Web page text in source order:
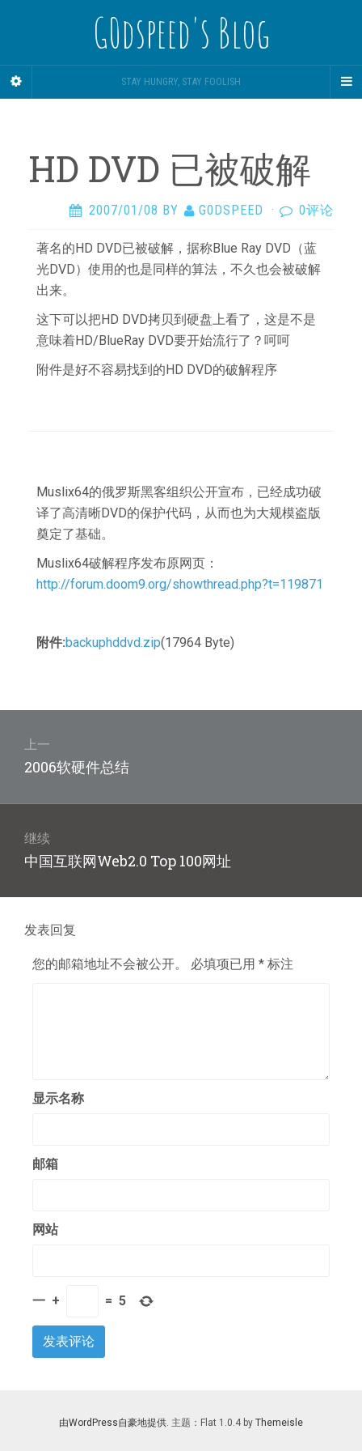
G0dspeed's Blog
STAY HUNGRY, STAY FOOLISH
HD DVD 已被破解
2007/01/08 BY G0DSPEED · 0评论
著名的HD DVD已被破解，据称Blue Ray DVD（蓝
光DVD）使用的也是同样的算法，不久也会被破解
出来。
这下可以把HD DVD拷贝到硬盘上看了，这是不是
意味着HD/BlueRay DVD要开始流行了？呵呵
附件是好不容易找到的HD DVD的破解程序
Muslix64的俄罗斯黑客组织公开宣布，已经成功破
译了高清晰DVD的保护代码，从而也为大规模盗版
奠定了基础。
Muslix64破解程序发布原网页：
http://forum.doom9.org/showthread.php?t=119871
附件:backuphddvd.zip(17964 Byte)
航
上一
上
文
2006软硬件总结
继续
下
文
章：
中国互联网Web2.0 Top 100网址
发表回复
您的邮箱地址不会被公开。 必填项已用 * 标注
显示名称
邮箱
网站
一 + = 5
由WordPress自豪地提供. 主题：Flat 1.0.4 by Themeisle